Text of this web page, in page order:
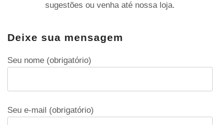
sugestões ou venha até nossa loja.
Deixe sua mensagem
Seu nome (obrigatório)
Seu e-mail (obrigatório)